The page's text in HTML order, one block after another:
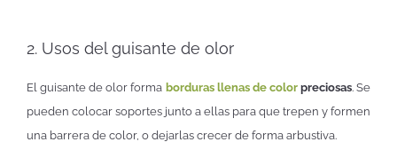
2. Usos del guisante de olor
El guisante de olor forma borduras llenas de colorpreciosas. Se
pueden colocar soportes junto a ellas para que trepen y formen
una barrera de color, o dejarlas crecer de forma arbustiva.